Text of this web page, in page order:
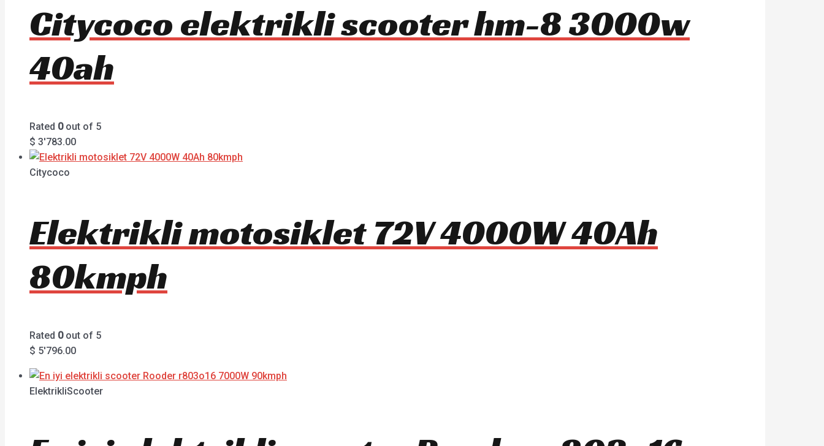
Citycoco elektrikli scooter hm-8 3000w
40ah
Rated 0out of 5
$ 3'783.00
Citycoco
Elektrikli motosiklet 72V 4000W 40Ah
80kmph
Rated 0out of 5
$ 5'796.00
ElektrikliScooter